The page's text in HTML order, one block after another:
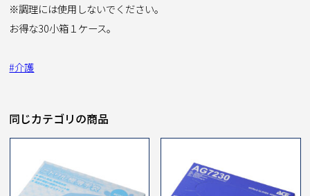
※調理には使用しないでください。
お得な30小箱１ケース。
#介護
同じカテゴリの商品